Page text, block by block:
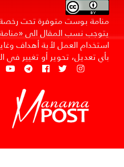
يتوجب نسب المقال الى «منامة
استخدام العمل لأية أهداف وغايات
بأي تعديل، تحوير أو تغيير في